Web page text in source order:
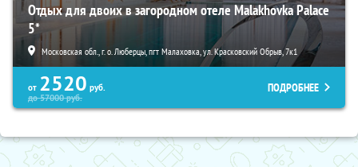
Отдых для двоих в загородном отеле Malakhovka Palace
5*
Московская обл., г. о. Люберцы, пгт Малаховка, ул. Красковский Обрыв, 7к1
от 2520 руб.
до57000руб.
ПОДРОБНЕЕ